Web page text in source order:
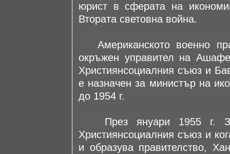
юрист в сферата на
Втората световна война.
Американското военно
окръжен управител на
Християнсоциалния съюз и
е назначен за министър на
до 1954 г.
През януари 1955 г.
Християнсоциалния съюз и
и образува правителство,